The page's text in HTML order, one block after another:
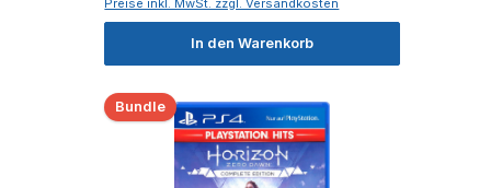
In den Warenkorb
Bundle